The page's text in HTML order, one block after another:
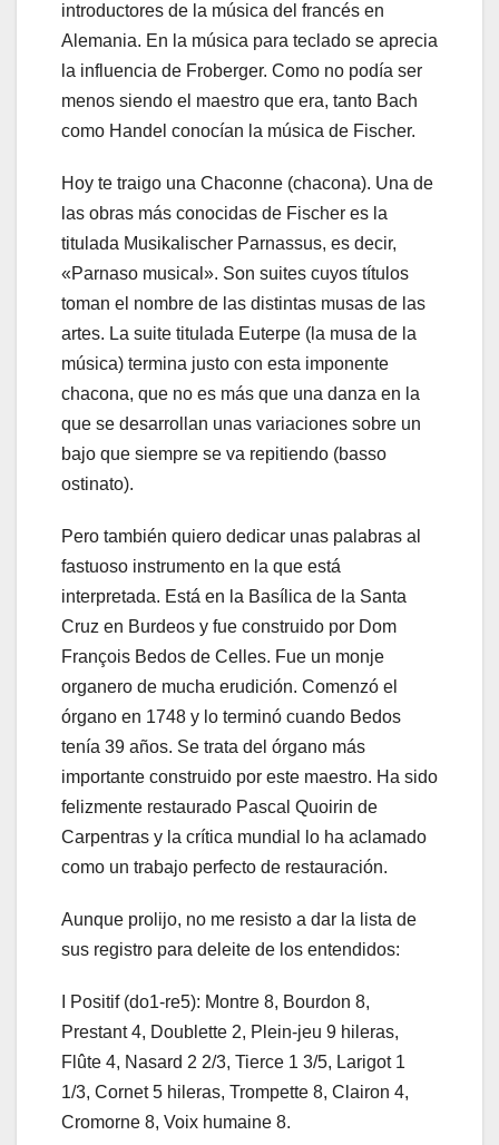
introductores de la música del francés en
Alemania. En la música para teclado se aprecia
la influencia de Froberger. Como no podía ser
menos siendo el maestro que era, tanto Bach
como Handel conocían la música de Fischer.
Hoy te traigo una Chaconne (chacona). Una de
las obras más conocidas de Fischer es la
titulada Musikalischer Parnassus, es decir,
«Parnaso musical». Son suites cuyos títulos
toman el nombre de las distintas musas de las
artes. La suite titulada Euterpe (la musa de la
música) termina justo con esta imponente
chacona, que no es más que una danza en la
que se desarrollan unas variaciones sobre un
bajo que siempre se va repitiendo (basso
ostinato).
Pero también quiero dedicar unas palabras al
fastuoso instrumento en la que está
interpretada. Está en la Basílica de la Santa
Cruz en Burdeos y fue construido por Dom
François Bedos de Celles. Fue un monje
organero de mucha erudición. Comenzó el
órgano en 1748 y lo terminó cuando Bedos
tenía 39 años. Se trata del órgano más
importante construido por este maestro. Ha sido
felizmente restaurado Pascal Quoirin de
Carpentras y la crítica mundial lo ha aclamado
como un trabajo perfecto de restauración.
Aunque prolijo, no me resisto a dar la lista de
sus registro para deleite de los entendidos:
I Positif (do1-re5): Montre 8, Bourdon 8,
Prestant 4, Doublette 2, Plein-jeu 9 hileras,
Flûte 4, Nasard 2 2/3, Tierce 1 3/5, Larigot 1
1/3, Cornet 5 hileras, Trompette 8, Clairon 4,
Cromorne 8, Voix humaine 8.